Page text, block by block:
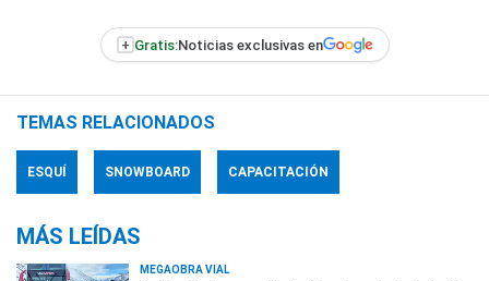
+ Gratis:Noticias exclusivas en
TEMAS RELACIONADOS
ESQUÍ SNOWBOARD CAPACITACIÓN
MÁS LEÍDAS
MEGAOBRA VIAL